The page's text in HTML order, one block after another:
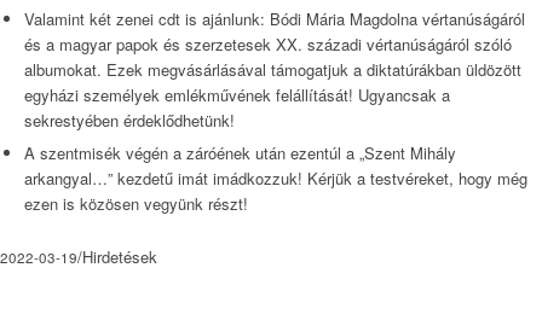
Valamint két zenei cdt is ajánlunk: Bódi Mária Magdolna vértanúságáról
és a magyar papok és szerzetesek XX. századi vértanúságáról szóló
albumokat. Ezek megvásárlásával támogatjuk a diktatúrákban üldözött
egyházi személyek emlékművének felállítását! Ugyancsak a
sekrestyében érdeklődhetünk!
A szentmisék végén a záróének után ezentúl a „Szent Mihály
arkangyal…” kezdetű imát imádkozzuk! Kérjük a testvéreket, hogy még
ezen is közösen vegyünk részt!
2022-03-19/Hirdetések